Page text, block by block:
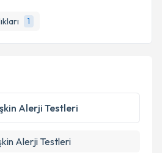
1
e-posta ile bilgilendireceğiz.
işlenmesine ilişkinAydınlatma
ve kişisel verilerimin belirtilen
kabul ediyorum.
Alerji Testleri
Alerji Testleri